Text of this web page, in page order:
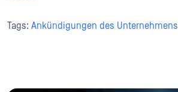
Tags: Ankündigungen des Unternehmens